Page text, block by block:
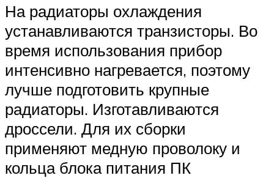
На радиаторы охлаждения
устанавливаются транзисторы. Во
время использования прибор
интенсивно нагревается, поэтому
лучше подготовить крупные
радиаторы. Изготавливаются
дроссели. Для их сборки
применяют медную проволоку и
кольца блока питания ПК